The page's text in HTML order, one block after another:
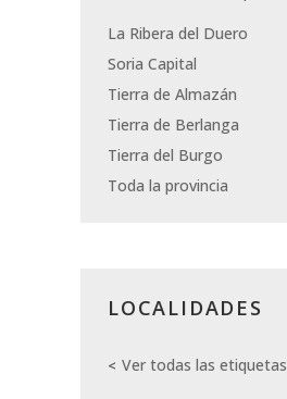
La Ribera del Duero
Soria Capital
Tierra de Almazán
Tierra de Berlanga
Tierra del Burgo
Toda la provincia
LOCALIDADES
Ver todas las etiquetas